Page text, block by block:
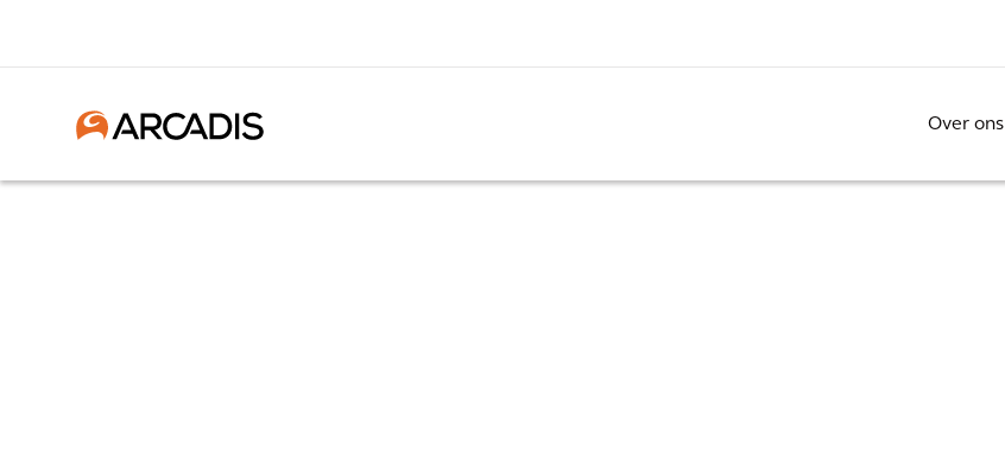
Over ons